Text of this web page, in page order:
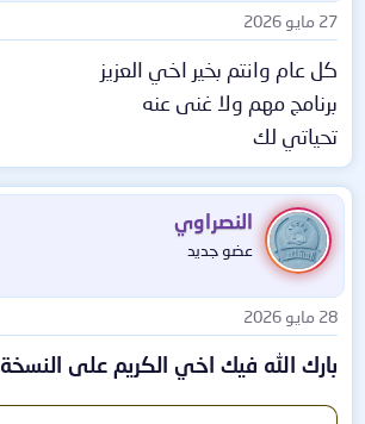
27 مايو 2026
كل عام وانتم بخير اخي العزيز
برنامج مهم ولا غنى عنه
تحياتي لك
النصراوي
عضو جديد
28 مايو 2026
بارك الله فيك اخي الكريم على النسخة